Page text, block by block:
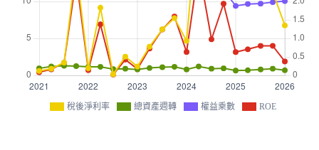
稅後淨利率 總資產週轉 權益乘數 ROE